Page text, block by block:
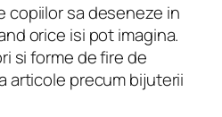
copiilor sa deseneze in
orice isi pot imagina.
si forme de fire de
articole precum bijuterii